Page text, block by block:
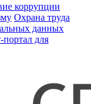
коррупции
Охрана труда
данных
для